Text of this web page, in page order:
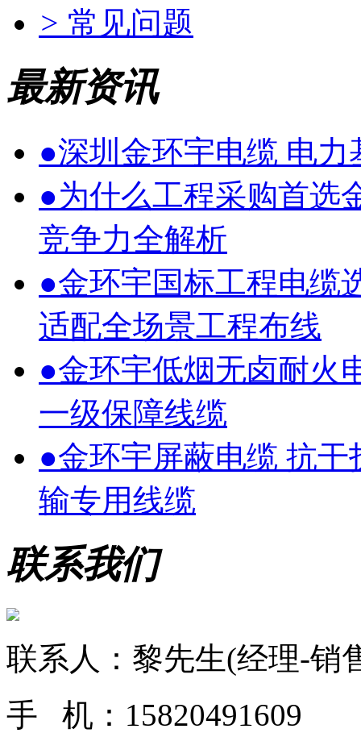
> 常见问题
最新资讯
●深圳金环宇电缆 电
●为什么工程采购首选
竞争力全解析
●金环宇国标工程电缆
适配全场景工程布线
●金环宇低烟无卤耐火
一级保障线缆
●金环宇屏蔽电缆 抗
输专用线缆
联系我们
联系人：黎先生(经理-销
手 机：15820491609